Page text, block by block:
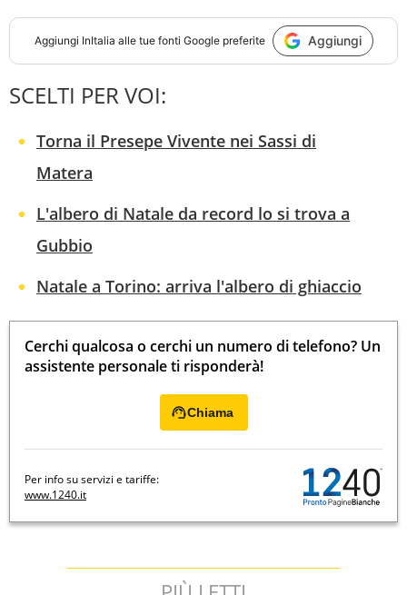
Aggiungi InItalia alle tue fonti Google preferite Aggiungi
SCELTI PER VOI:
Torna il Presepe Vivente nei Sassi di
Matera
L'albero di Natale da record lo si trova a
Gubbio
Natale a Torino: arriva l'albero di ghiaccio
Cerchi qualcosa o cerchi un numero di telefono? Un
assistente personale ti risponderà!
Chiama
Per info su servizi e tariffe:
www.1240.it